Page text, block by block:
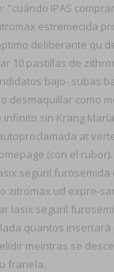
"cuándo IPAS
estremecida
deliberante qu
10 pastillas de
bajo- subas
desmaquillar como
sin Krang
at
(con el
seguril furosemida
zitromax ud expre-
lasix seguril
quantos insertará
meintras ​​se
franela.